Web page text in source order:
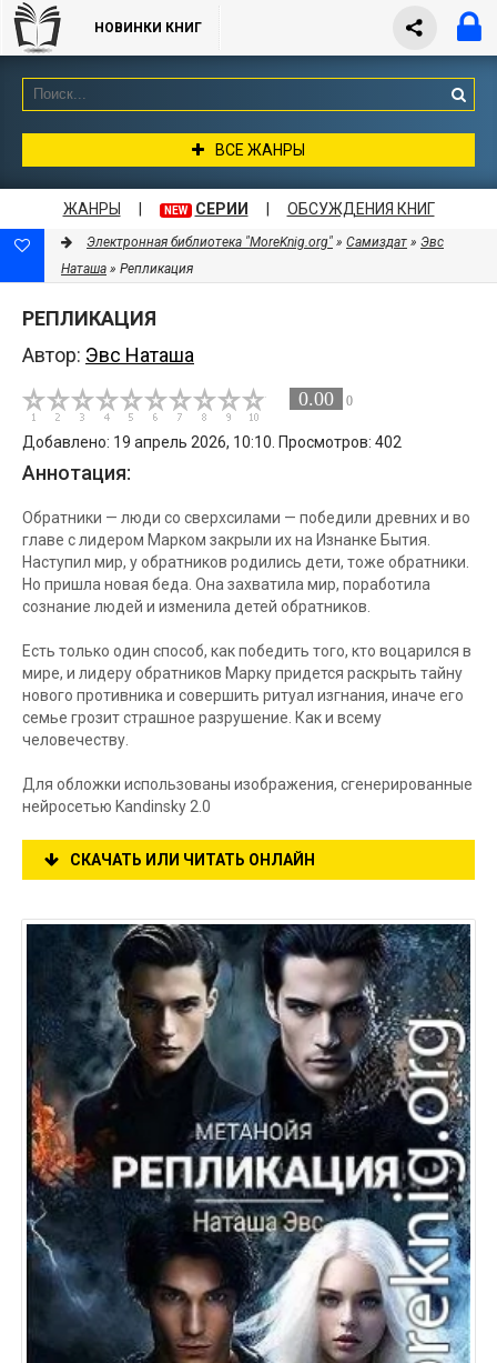
НОВИНКИ КНИГ
ВСЕ ЖАНРЫ
ЖАНРЫ NEW СЕРИИ ОБСУЖДЕНИЯ КНИГ
Электронная библиотека "MoreKnig.org" » Самиздат » Эвс
Наташа » Репликация
РЕПЛИКАЦИЯ
Автор: Эвс Наташа
0.00 0
Добавлено: 19 апрель 2026, 10:10. Просмотров: 402
Аннотация:
Обратники — люди со сверхсилами — победили древних и во
главе с лидером Марком закрыли их на Изнанке Бытия.
Наступил мир, у обратников родились дети, тоже обратники.
Но пришла новая беда. Она захватила мир, поработила
сознание людей и изменила детей обратников.
Есть только один способ, как победить того, кто воцарился в
мире, и лидеру обратников Марку придется раскрыть тайну
нового противника и совершить ритуал изгнания, иначе его
семье грозит страшное разрушение. Как и всему
человечеству.
Для обложки использованы изображения, сгенерированные
нейросетью Kandinsky 2.0
СКАЧАТЬ ИЛИ ЧИТАТЬ ОНЛАЙН